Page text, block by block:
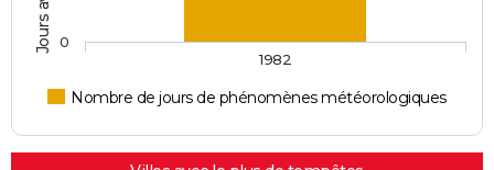
Nombre de jours de phénomènes météorologiques
1982
0